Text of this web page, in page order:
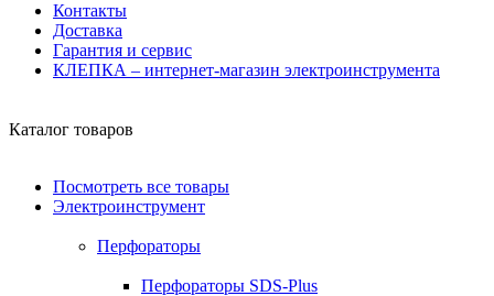
Контакты
Доставка
Гарантия и сервис
КЛЕПКА – интернет-магазин электроинструмента
Каталог товаров
Посмотреть все товары
Электроинструмент
Перфораторы
Перфораторы SDS-Plus